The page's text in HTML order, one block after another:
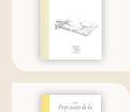
Petit traité
Pierre-Brice